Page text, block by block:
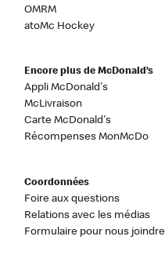
OMRM
atoMc Hockey
Encore plus de McDonald’s
Appli McDonald's
McLivraison
Carte McDonald's
Récompenses MonMcDo
Coordonnées
Foire aux questions
Relations avec les médias
Formulaire pour nous joindre